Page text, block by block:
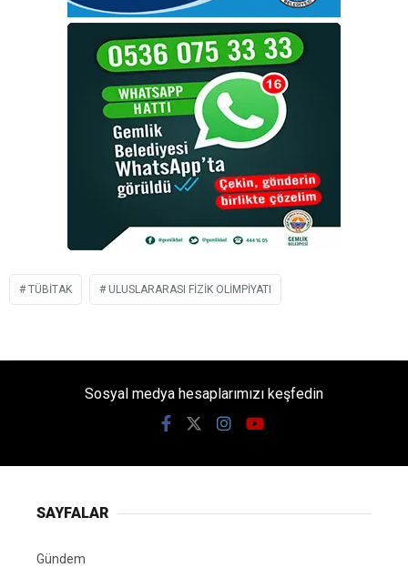
TÜBİTAK ULUSLARARASI FIZIK OLIMPIYATI
Sosyal medya hesaplarımızı keşfedin
SAYFALAR
Gündem